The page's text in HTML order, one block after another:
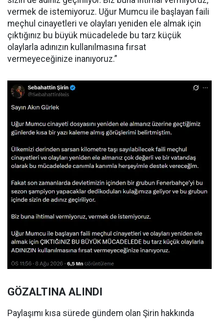
vermek de istemiyoruz. Uğur Mumcu ile başlayan faili
meçhul cinayetleri ve olayları yeniden ele almak için
çıktığınız bu büyük mücadelede bu tarz küçük
olaylarla adınızın kullanılmasına fırsat
vermeyeceğinize inanıyoruz.”
GÖZALTINA ALINDI
Paylaşımı kısa sürede gündem olan Şirin hakkında